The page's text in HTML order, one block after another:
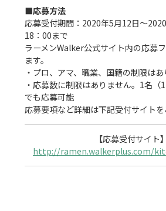
■応募方法
応募受付期間：2020年5月12日〜
18：00まで
ラーメンWalker公式サイト内の応募
ます。
・プロ、アマ、職業、国籍の制限は
・応募数に制限はありません。1名（
でも応募可能
http://ramen.walkerplus.com/